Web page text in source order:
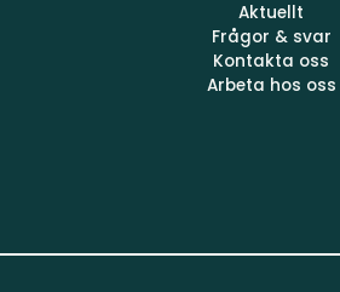
Aktuellt
Frågor & svar
Kontakta oss
Arbeta hos oss